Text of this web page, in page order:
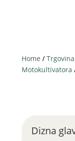
Home / Trgovina
Motokultivatora
Dizna